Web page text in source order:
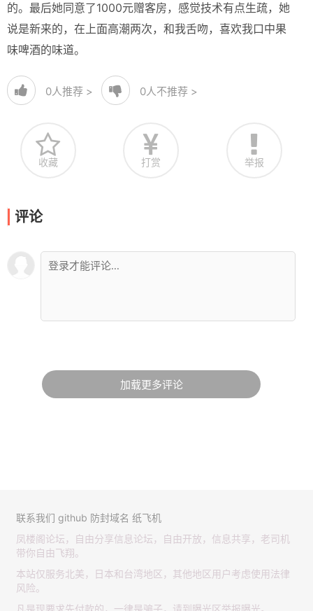
的。最后她同意了1000元赠客房，感觉技术有点生疏，她
说是新来的，在上面高潮两次，和我舌吻，喜欢我口中果
味啤酒的味道。
0人推荐 > 0人不推荐 >
收藏 打赏 举报
评论
加载更多评论
联系我们 github 防封域名 纸飞机
凤楼阁论坛，自由分享信息论坛，自由开放，信息共享，老司机
带你自由飞翔。
本站仅服务北美，日本和台湾地区，其他地区用户考虑使用法律
风险。
凡是现要求先付款的，一律是骗子，请到曝光区举报曝光。